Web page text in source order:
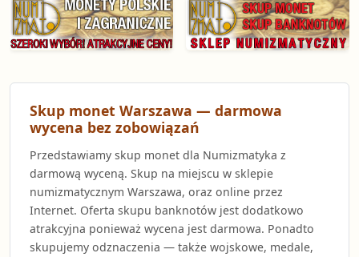
Skup monet Warszawa — darmowa
wycena bez zobowiązań
Przedstawiamy skup monet dla Numizmatyka z
darmową wyceną. Skup na miejscu w sklepie
numizmatycznym Warszawa, oraz online przez
Internet. Oferta skupu banknotów jest dodatkowo
atrakcyjna ponieważ wycena jest darmowa. Ponadto
skupujemy odznaczenia — także wojskowe, medale,